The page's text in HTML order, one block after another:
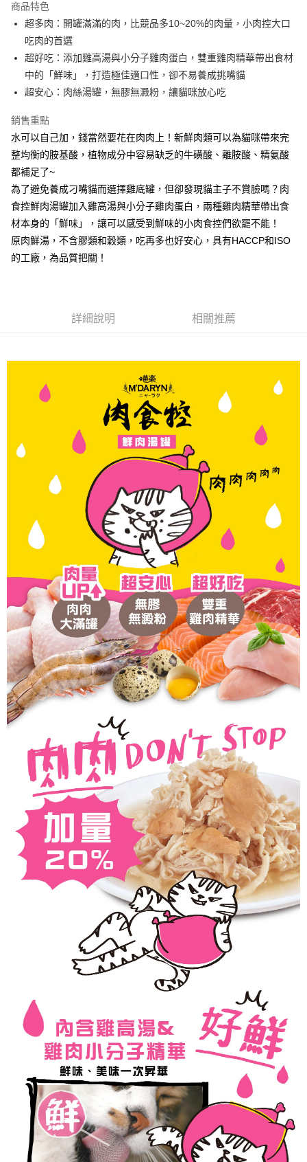
合作金庫商業銀行
華南商業銀行
彰化商業銀行
上海商業儲蓄銀行
國泰世華商業銀行
兆豐國際商業銀行
臺灣中小企業銀行
台中商業銀行
匯豐（台灣）商業銀行
華泰商業銀行
聯邦商業銀行
遠東國際商業銀行
元大商業銀行
台新國際商業銀行
中國信託商業銀行
台灣樂天信用卡公司
超商取貨付款
LINE Pay
Apple Pay
街口支付
悠遊付
Google Pay
全盈+PAY
大哥付你分期
相關說明
【大哥付你分期使用說明】
1.本服務由台灣大哥大提供，台灣大哥大用戶可立即使用無須另外申請。
2.付款方式選擇「大哥付你分期」，訂單成立後會自動跳轉到大哥付的交易
流程，驗證手機門號後，選擇欲分期的期數、繳款截止日，確認付款後即完
消。如遇「轉專審核」未通過狀況，表示未達大哥付你分期系統評分，恕無
法說明評估內容。
醒簡訊。
2.透過簡訊連結打開帳單後，可選擇「超商條碼／台灣大直營門市／銀行轉
帳／街口支付／iPASS MONEY」等通路繳費。
1.本服務係由「台灣大哥大股份有限公司」（以下簡稱本公司）所提供，讓
用戶於交易時，得透過本服務購買商品或服務，並由商店將買賣／分期付款
買賣價金債權讓與本公司後，依約使用本公司帳單繳交帳款。
2.基於同意付款使用「大哥付你分期」之契約關係目的，商店將以您的個人
資料（包含姓名、電話或地址）提供予台灣大哥大進項蒐集、處理及利用，
由本公司與您本人進行分期帳單所需資料之確認、核對及更正。
3.完整用戶服務條款，請詳閱以下連結：https://oppay.tw/userRule
AFTEE先享後付
相關說明
２．便利：只要手機號碼，簡訊認證，即可結帳。
結帳頁面，進行簡訊認證並確認金額後，即可完成結帳。
２．訂單成立數日內，您將收到繳費通知簡訊。
３．收到繳費通知簡訊後14天內，點擊此簡訊中的連結，可透過四大超商／
ATM／網路銀行／等多元方式進行付款，方視為交易完成。
※ 請注意：結帳手續完成當下不需立刻繳費，但若您需要取消訂單，請聯絡
購買商品的店家。未經商家同意取消之訂單仍視為有效，需透過AFTEE先享
後付繳納相關費用。
※ 交易是否成功請以「AFTEE先享後付 」之結帳頁面顯示為準，若有關於
是否繳費成功／繳費後需取消欲退款等相關疑問，請聯繫「AFTEE先享後付
客戶支援中心」
https://netprotections.freshdesk.com/support/home
１．透過由恩沛科技股份有限公司提供之「AFTEE先享後付」服務完成之交
易，需依本服務之必要範圍內提供個人資料，並將交易相關給付款項請求債
權轉讓予恩沛科技股份有限公司。
２．關於個人資料處理事宜，請瀏覽以下網址：
https://aftee.tw/terms/#terms3
３．未成年的使用者請事先徵得法定代理人或監護人之同意方可使用
「AFTEE先享後付」，若未經同意申辦者引起之損失，本公司不負相關責
任。
４．使用「AFTEE先享後付」時，將依據個別帳號之用戶狀況，依本公司即
時審查核予不同之上限額度；若仍有額度不足之情形，本公司將視審查結果
請求用戶進行身份認證。
５．嚴禁一人註冊多個帳號或使用他人資訊註冊。若發現惡意使用之情形，
恩沛科技股份有限公司將有權停止該用戶之使用額度並採取法律行動。
全家取貨付款
每筆NT$65，滿NT$1,000(含以上)免運費
付款後全家取貨
每筆NT$65，滿NT$1,000(含以上)免運費
7-11取貨付款
每筆NT$65，滿NT$1,000(含以上)免運費
付款後7-11取貨
每筆NT$65，滿NT$1,000(含以上)免運費
本島宅配
每筆NT$95，滿NT$1,000(含以上)免運費
離島宅配
每筆NT$180
貨到付款
每筆NT$95，滿NT$1,000(含以上)免運費
商品特色
超多肉：開罐滿滿的肉，比競品多10~20%的肉量，小肉控大口
吃肉的首選
超好吃：添加雞高湯與小分子雞肉蛋白，雙重雞肉精華帶出食材
中的「鮮味」，打造極佳適口性，卻不易養成挑嘴貓
超安心：肉絲湯罐，無膠無澱粉，讓貓咪放心吃
銷售重點
水可以自己加，錢當然要花在肉肉上！新鮮肉類可以為貓咪帶來完
整均衡的胺基酸，植物成分中容易缺乏的牛磺酸、離胺酸、精氨酸
都補足了~
為了避免養成刁嘴貓而選擇雞底罐，但卻發現貓主子不賞臉嗎？肉
食控鮮肉湯罐加入雞高湯與小分子雞肉蛋白，兩種雞肉精華帶出食
材本身的「鮮味」，讓可以感受到鮮味的小肉食控們欲罷不能！
原肉鮮湯，不含膠類和穀類，吃再多也好安心，具有HACCP和ISO
的工廠，為品質把關！
詳細說明 相關推薦